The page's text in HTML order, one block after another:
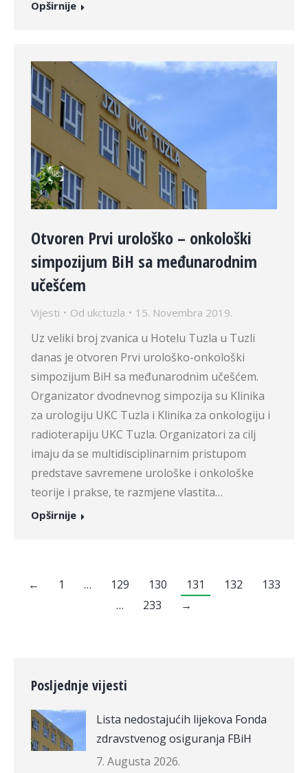
Opširnije
Otvoren Prvi urološko – onkološki
simpozijum BiH sa međunarodnim
učešćem
Vijesti Od ukctuzla 15. Novembra 2019.
Uz veliki broj zvanica u Hotelu Tuzla u Tuzli
danas je otvoren Prvi urološko-onkološki
simpozijum BiH sa međunarodnim učešćem.
Organizator dvodnevnog simpozija su Klinika
za urologiju UKC Tuzla i Klinika za onkologiju i
radioterapiju UKC Tuzla. Organizatori za cilj
imaju da se multidisciplinarnim pristupom
predstave savremene urološke i onkološke
teorije i prakse, te razmjene vlastita…
Opširnije
← 1 … 129 130 131 132
133
…
233 →
Posljednje vijesti
Lista nedostajućih lijekova Fonda
zdravstvenog osiguranja FBiH
7. Augusta 2026.